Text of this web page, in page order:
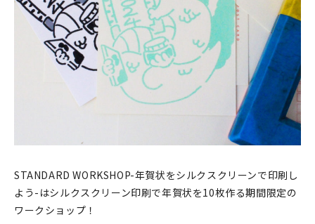
JAMグッズ
STANDARD WORKSHOP-年賀状をシルクスクリーンで印刷し
よう-はシルクスクリーン印刷で年賀状を10枚作る期間限定の
ワークショップ！